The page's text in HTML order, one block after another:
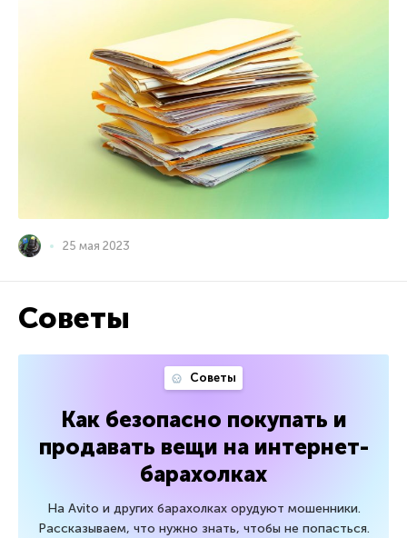
25 мая 2023
Советы
Советы
Как безопасно покупать и
продавать вещи на интернет-
барахолках
На Avito и других барахолках орудуют мошенники.
Рассказываем, что нужно знать, чтобы не попасться.